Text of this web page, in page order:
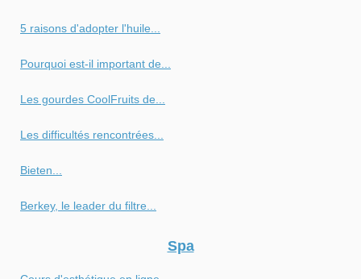
5 raisons d'adopter l'huile...
Pourquoi est-il important de...
Les gourdes CoolFruits de...
Les difficultés rencontrées...
Bieten...
Berkey, le leader du filtre...
Spa